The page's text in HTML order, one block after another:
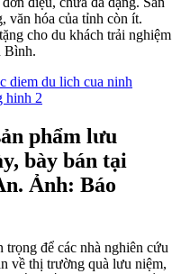
văn hóa của tỉnh còn ít.
cho du khách trải nghiệm
Bình.
phẩm lưu
bày bán tại
Ảnh: Báo
trọng để các nhà nghiên cứu
về thị trường quà lưu niệm,